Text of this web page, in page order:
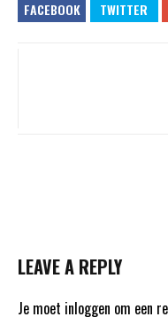
LEAVE A REPLY
Je moet inloggen om een